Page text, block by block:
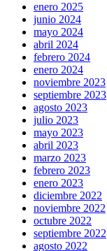
enero 2025
junio 2024
mayo 2024
abril 2024
febrero 2024
enero 2024
noviembre 2023
septiembre 2023
agosto 2023
julio 2023
mayo 2023
abril 2023
marzo 2023
febrero 2023
enero 2023
diciembre 2022
noviembre 2022
octubre 2022
septiembre 2022
agosto 2022